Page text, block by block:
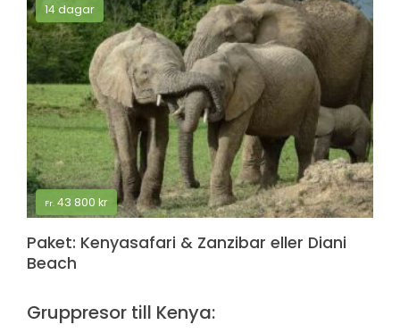
14 dagar
Fr. 43 800 kr
Paket: Kenyasafari & Zanzibar eller Diani
Beach
Gruppresor till Kenya: